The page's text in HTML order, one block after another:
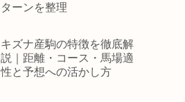
ターンを整理
キズナ産駒の特徴を徹底解
説｜距離・コース・馬場適
性と予想への活かし方